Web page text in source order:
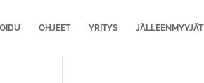
OHJEET YRITYS JÄLLEENMYYJÄT